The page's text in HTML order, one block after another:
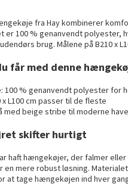
fra Hay kombinerer
er 100 % genanvendt
brug. Målene på B210 x
får med denne
100 % genanvendt polyester for
x L100 cm passer til de fleste
med beige stribe til moderne
skifter hurtigt
haft hængekøjer, der falmer
en mere robust løsning.
at tage hængekøjen ind hver